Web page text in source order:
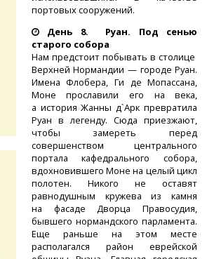
портовых сооружений.
День 8. Руан. Под сенью
старого собора
Нам предстоит побывать в столице
Верхней Нормандии — городе Руан.
Имена Флобера, Ги де Мопассана,
Моне прославили его на века,
а история Жанны д`Арк превратила
Руан в легенду. Сюда приезжают,
чтобы замереть перед
совершенством центрального
портала кафедрального собора,
вдохновившего Моне на целый цикл
полотен. Никого не оставят
равнодушным кружева из камня
на фасаде Дворца Правосудия,
бывшего нормандского парламента.
Еще раньше на этом месте
располагался район еврейской